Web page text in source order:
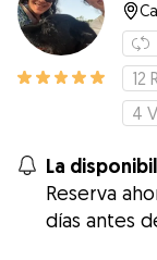
12
4
La
Reserva
días antes